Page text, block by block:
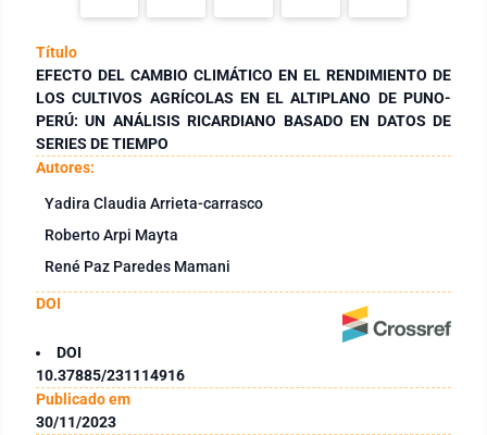
Título
EFECTO DEL CAMBIO CLIMÁTICO EN EL RENDIMIENTO DE
LOS CULTIVOS AGRÍCOLAS EN EL ALTIPLANO DE PUNO-
PERÚ: UN ANÁLISIS RICARDIANO BASADO EN DATOS DE
SERIES DE TIEMPO
Autores:
Yadira Claudia Arrieta-carrasco
Roberto Arpi Mayta
René Paz Paredes Mamani
DOI
DOI
10.37885/231114916
Publicado em
30/11/2023